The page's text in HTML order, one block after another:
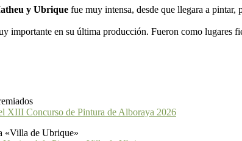
y Ubrique fue muy intensa, desde que llegara a
importante en su última producción. Fueron como lugares
XIII Concurso de Pintura de Alboraya 2026